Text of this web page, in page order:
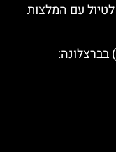
עם המלצות
מוזיאון הארנב הלבן (White Rabbit) בברצלונה: